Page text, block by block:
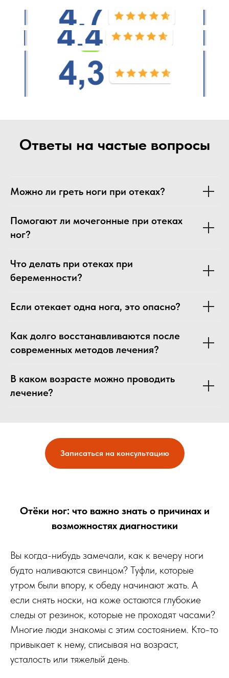
Ответы на частые вопросы
Можно ли греть ноги при отеках?
Помогают ли мочегонные при отеках
ног?
Что делать при отеках при
беременности?
Если отекает одна нога, это опасно?
Как долго восстанавливаются после
современных методов лечения?
В каком возрасте можно проводить
лечение?
Записаться на консультацию
Отёки ног: что важно знать о причинах и
возможностях диагностики
Вы когда-нибудь замечали, как к вечеру ноги
будто наливаются свинцом? Туфли, которые
утром были впору, к обеду начинают жать. А
если снять носки, на коже остаются глубокие
следы от резинок, которые не проходят часами?
Многие люди знакомы с этим состоянием. Кто-то
привыкает к нему, списывая на возраст,
усталость или тяжелый день.